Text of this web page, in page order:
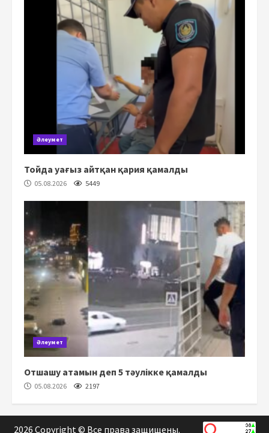
Әлеумет
Тойда уағыз айтқан қария қамалды
05.08.2026 5449
Әлеумет
Отшашу атамын деп 5 тәулікке қамалды
05.08.2026 2197
2026 Copyright © Все права защищены.